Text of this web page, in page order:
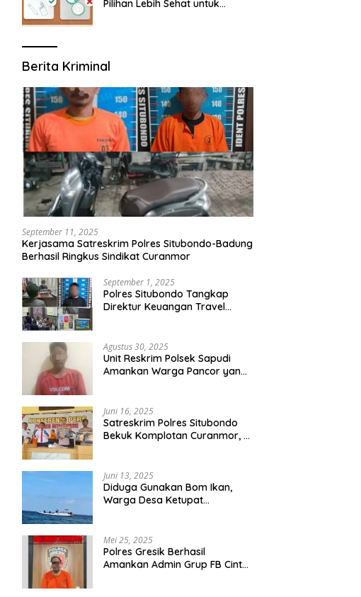
Pilihan Lebih Sehat untuk
Berita Kriminal
September 11, 2025
Kerjasama Satreskrim Polres Situbondo-Badung
Berhasil Ringkus Sindikat Curanmor
September 1, 2025
Polres Situbondo Tangkap
Direktur Keuangan Travel
Agustus 30, 2025
Unit Reskrim Polsek Sapudi
Amankan Warga Pancor yang
Juni 16, 2025
Satreskrim Polres Situbondo
Bekuk Komplotan Curanmor, 9
Juni 13, 2025
Diduga Gunakan Bom Ikan,
Warga Desa Ketupat
Mei 25, 2025
Polres Gresik Berhasil
Amankan Admin Grup FB Cinta